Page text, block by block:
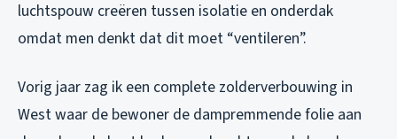
luchtspouw creëren tussen isolatie en onderdak
omdat men denkt dat dit moet “ventileren”.
Vorig jaar zag ik een complete zolderverbouwing in
West waar de bewoner de dampremmende folie aan